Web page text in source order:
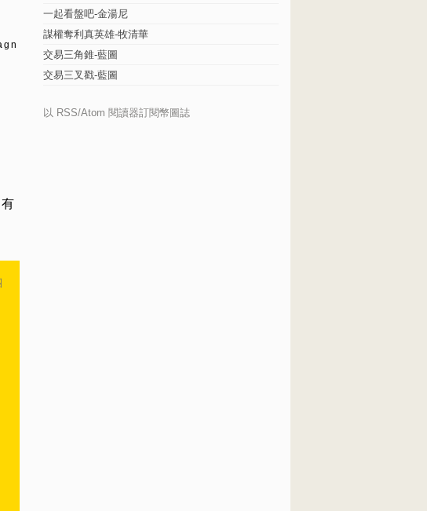
一起看盤吧-金湯尼
謀權奪利真英雄-牧清華
交易三角錐-藍圖
交易三叉戳-藍圖
以 RSS/Atom 閱讀器訂閱幣圖誌